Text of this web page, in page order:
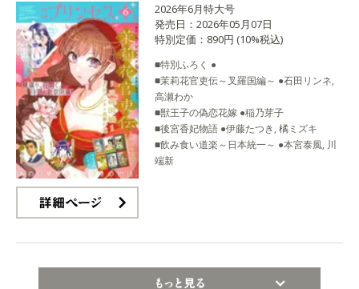
2026年6月特大号
発売日：2026年05月07日
特別定価：890円 (10%税込)
■特別ふろく ●
■茉莉花官吏伝～叉羅国編～ ●石田リンネ,
高瀬わか
■獣王子の偽恋花嫁 ●稲乃芽子
■後宮香妃物語 ●伊藤たつき, 橘ミズキ
■飲み食い道楽～日本統一～ ●本宮泰風, 川
端新